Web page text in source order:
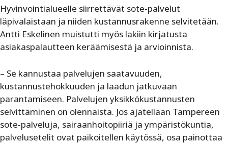
Hyvinvointialueelle siirrettävät sote-palvelut
läpivalaistaan ja niiden kustannusrakenne selvitetään.
Antti Eskelinen muistutti myös lakiin kirjatusta
asiakaspalautteen keräämisestä ja arvioinnista.
– Se kannustaa palvelujen saatavuuden,
kustannustehokkuuden ja laadun jatkuvaan
parantamiseen. Palvelujen yksikkökustannusten
selvittäminen on olennaista. Jos ajatellaan Tampereen
sote-palveluja, sairaanhoitopiiriä ja ympäristökuntia,
palvelusetelit ovat paikoitellen käytössä, osa painottaa